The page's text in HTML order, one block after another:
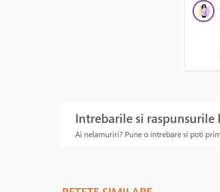
Intrebarile si
Ai nelamuriri? Pune o intrebare si poti